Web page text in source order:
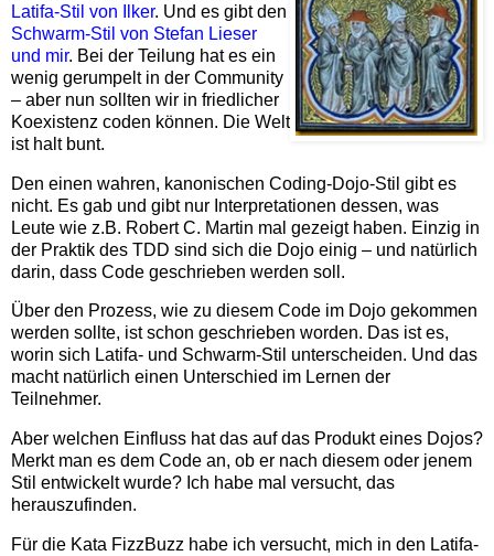
Latifa-Stil von Ilker. Und es gibt den
Schwarm-Stil von Stefan Lieser
und mir. Bei der Teilung hat es ein
wenig gerumpelt in der Community
– aber nun sollten wir in friedlicher
Koexistenz coden können. Die Welt
ist halt bunt.
Den einen wahren, kanonischen Coding-Dojo-Stil gibt es
nicht. Es gab und gibt nur Interpretationen dessen, was
Leute wie z.B. Robert C. Martin mal gezeigt haben. Einzig in
der Praktik des TDD sind sich die Dojo einig – und natürlich
darin, dass Code geschrieben werden soll.
Über den Prozess, wie zu diesem Code im Dojo gekommen
werden sollte, ist schon geschrieben worden. Das ist es,
worin sich Latifa- und Schwarm-Stil unterscheiden. Und das
macht natürlich einen Unterschied im Lernen der
Teilnehmer.
Aber welchen Einfluss hat das auf das Produkt eines Dojos?
Merkt man es dem Code an, ob er nach diesem oder jenem
Stil entwickelt wurde? Ich habe mal versucht, das
herauszufinden.
Für die Kata FizzBuzz habe ich versucht, mich in den Latifa-